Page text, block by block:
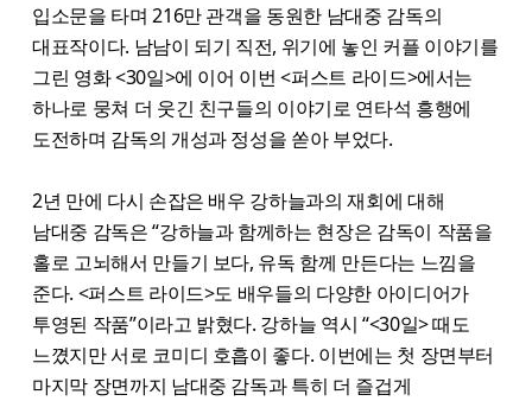
입소문을 타며 216만 관객을 동원한 남대중 감독의
대표작이다. 남남이 되기 직전, 위기에 놓인 커플 이야기를
그린 영화 <30일>에 이어 이번 <퍼스트 라이드>에서는
하나로 뭉쳐 더 웃긴 친구들의 이야기로 연타석 흥행에
도전하며 감독의 개성과 정성을 쏟아 부었다.
2년 만에 다시 손잡은 배우 강하늘과의 재회에 대해
남대중 감독은 “강하늘과 함께하는 현장은 감독이 작품을
홀로 고뇌해서 만들기 보다, 유독 함께 만든다는 느낌을
준다. <퍼스트 라이드>도 배우들의 다양한 아이디어가
투영된 작품”이라고 밝혔다. 강하늘 역시 “<30일> 때도
느꼈지만 서로 코미디 호흡이 좋다. 이번에는 첫 장면부터
마지막 장면까지 남대중 감독과 특히 더 즐겁게